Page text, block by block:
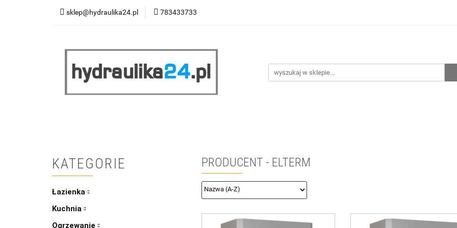
sklep@hydraulika24.pl 783433733
Łazienka
Wyprzedaż WYCENA ZESTAWÓW
KATEGORIE
Łazienka
Kuchnia
Ogrzewanie
PRODUCENT - ELTERM